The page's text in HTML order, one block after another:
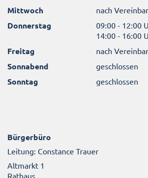
Mittwoch nach
Donnerstag
09:00 - 12:00
14:00 - 16:00
Freitag nach
Sonnabend geschlossen
Sonntag geschlossen
Bürgerbüro
Leitung: Constance Trauer
Altmarkt 1
Rathaus